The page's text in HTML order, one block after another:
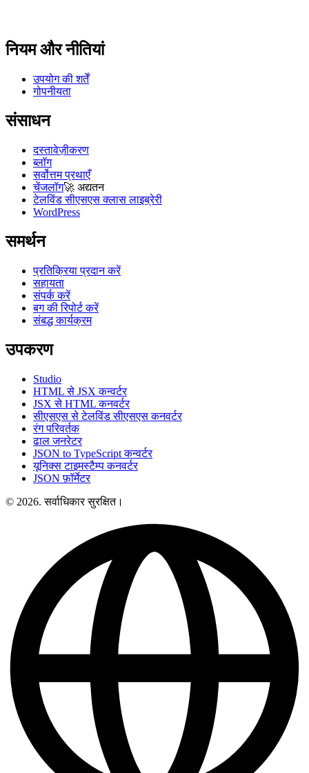
नियम और नीतियां
उपयोग की शर्तें
गोपनीयता
संसाधन
दस्तावेज़ीकरण
ब्लॉग
सर्वोत्तम प्रथाएँ
चेंजलॉग🚀 अद्यतन
टेलविंड सीएसएस क्लास लाइब्रेरी
WordPress
समर्थन
प्रतिक्रिया प्रदान करें
सहायता
संपर्क करें
बग की रिपोर्ट करें
संबद्ध कार्यक्रम
उपकरण
Studio
HTML से JSX कन्वर्टर
JSX से HTML कनवर्टर
सीएसएस से टेलविंड सीएसएस कनवर्टर
रंग परिवर्तक
ढाल जनरेटर
JSON to TypeScript कन्वर्टर
यूनिक्स टाइमस्टैम्प कनवर्टर
JSON फ़ॉर्मेटर
© 2026. सर्वाधिकार सुरक्षित।